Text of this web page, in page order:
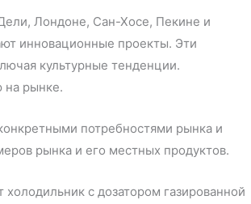
Лондоне, Сан-Хосе, Пекине и
инновационные проекты. Эти
культурные тенденции.
на рынке.
потребностями рынка и
рынка и его местных продуктов.
с дозатором газированной